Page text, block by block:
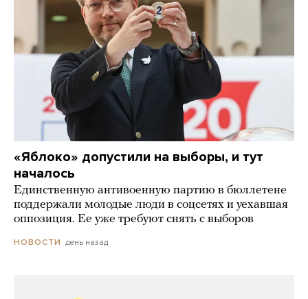
«Яблоко» допустили на выборы, и тут
началось
Единственную антивоенную партию в бюллетене
поддержали молодые люди в соцсетях и уехавшая
оппозиция. Ее уже требуют снять с выборов
НОВОСТИ день назад